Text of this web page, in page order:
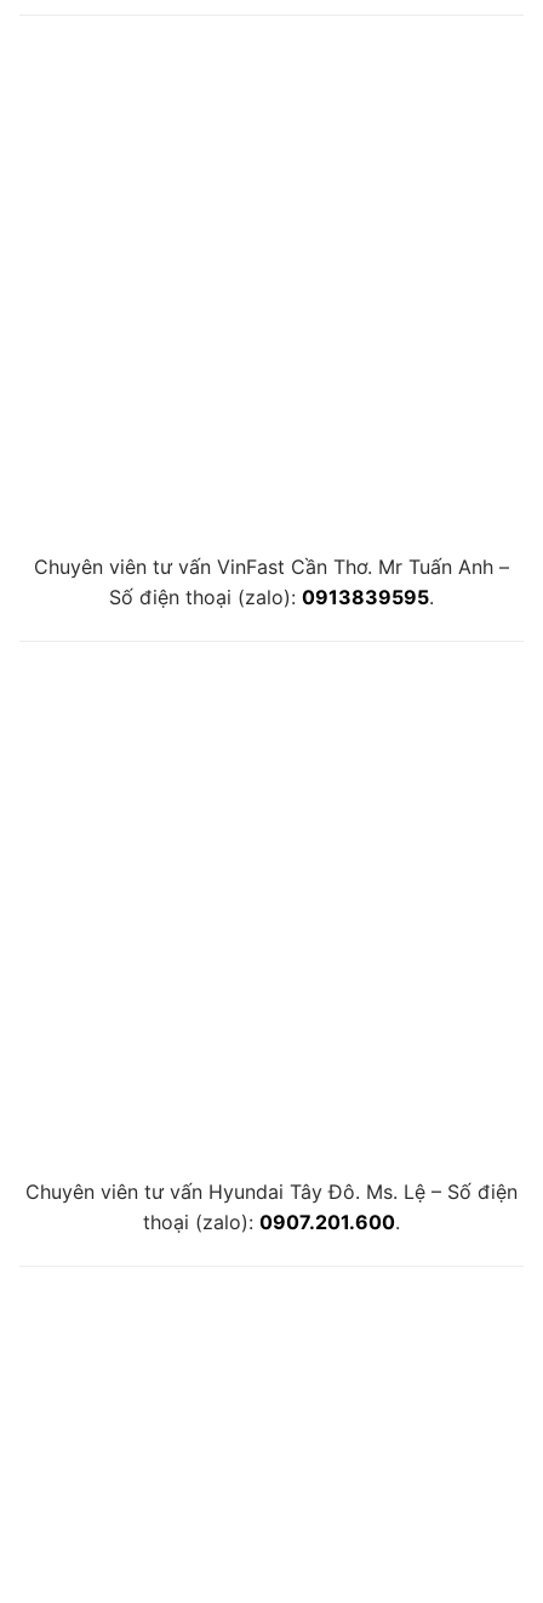
Chuyên viên tư vấn VinFast Cần Thơ. Mr Tuấn Anh –
Số điện thoại (zalo): 0913839595.
Chuyên viên tư vấn Hyundai Tây Đô. Ms. Lệ – Số điện
thoại (zalo): 0907.201.600.